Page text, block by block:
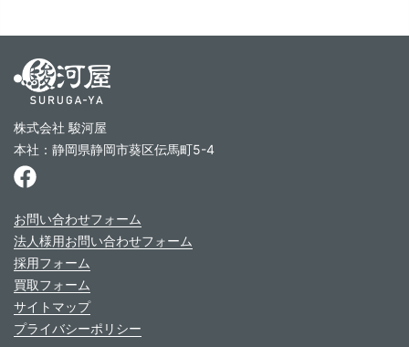
株式会社 駿河屋
本社：静岡県静岡市葵区伝馬町5-4
お問い合わせフォーム
法人様用お問い合わせフォーム
採用フォーム
買取フォーム
サイトマップ
プライバシーポリシー